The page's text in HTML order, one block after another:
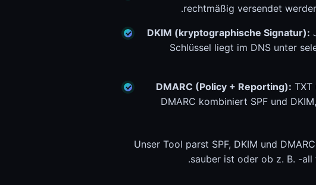
rechtmäßig versendet
DKIM (kryptographische Signatur):
Schlüssel liegt im DNS unter
DMARC (Policy + Reporting): TXT
DMARC kombiniert SPF und
Unser Tool parst SPF, DKIM und
sauber ist oder ob z. B. -